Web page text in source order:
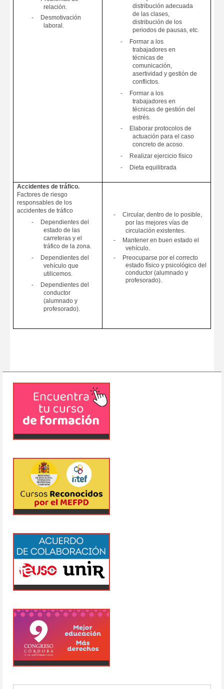
relación.
-
Desmotivación
laboral.
distribución adecuada
de las clases,
distribución de los
periodos de pausas, etc.
-
Formar a los
trabajadores en
técnicas de
comunicación,
asertividad y gestión de
conflictos.
-
Formar a los
trabajadores en
técnicas de gestión del
estrés.
-
Elaborar protocolos de
actuación para el caso
concreto de acoso.
-
Realizar ejercicio físico
-
Dieta equilibrada
Accidentes de tráfico.
Factores de riesgo
responsables de los
accidentes de tráfico
-
Dependientes del
estado de las
carreteras y el
tráfico de la zona.
-
Dependientes del
vehículo que
utilicemos.
-
Dependientes del
conductor
(alumnado y
profesorado).
-
Circular, dentro de lo posible,
por las mejores vías de
circulación existentes.
-
Mantener en buen estado el
vehículo.
-
Preocuparse por el correcto
estado físico y psicológico del
conductor (alumnado y
profesorado).